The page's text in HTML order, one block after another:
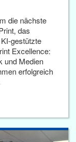
die nächste
das
gestützte
Excellence:
und Medien
erfolgreich